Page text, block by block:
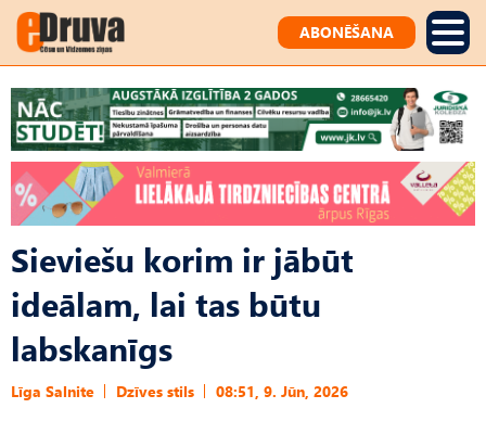
ABONĒŠANA
Sieviešu korim ir jābūt
ideālam, lai tas būtu
labskanīgs
Līga Salnite Dzīves stils 08:51, 9. Jūn, 2026